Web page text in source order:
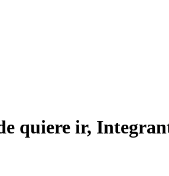
quiere ir,